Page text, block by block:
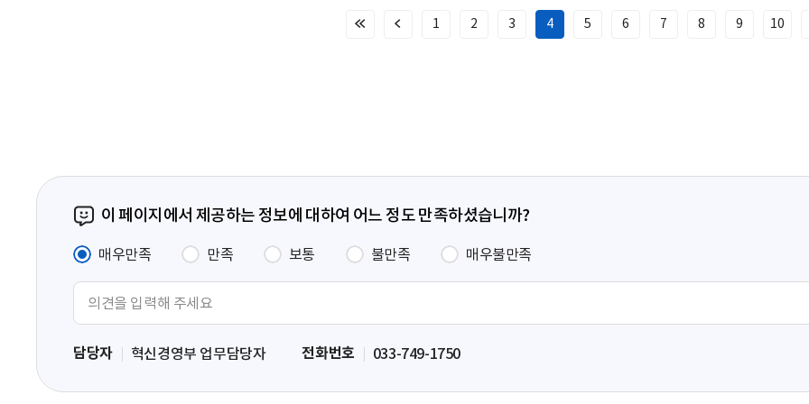
처
이
1 2 3 4 5 6 7 8 9 10
이 페이지에서 제공하는 정보에 대하여 어느 정도 만족하셨습니까?
매우만족 만족 보통 불만족 매우불만족
력
담당자 혁신경영부 업무담당자 전화번호 033-749-1750